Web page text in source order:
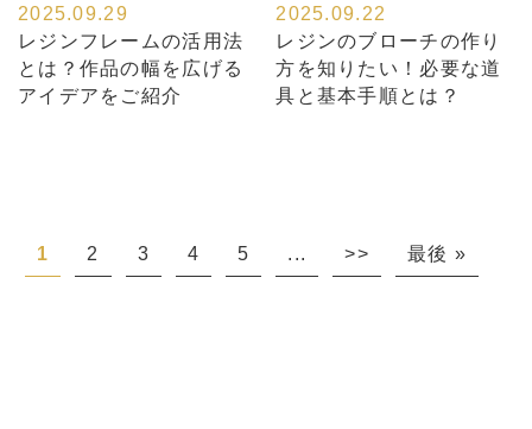
2025.09.29
レジンフレームの活用法
とは？作品の幅を広げる
アイデアをご紹介
2025.09.22
レジンのブローチの作り
方を知りたい！必要な道
具と基本手順とは？
1 2 3 4 5 ... >> 最後 »